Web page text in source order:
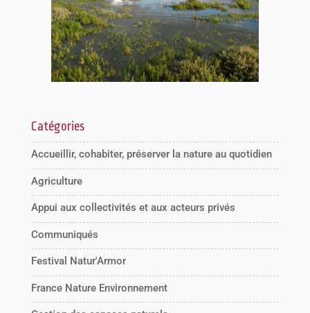
Catégories
Accueillir, cohabiter, préserver la nature au quotidien
Agriculture
Appui aux collectivités et aux acteurs privés
Communiqués
Festival Natur'Armor
France Nature Environnement